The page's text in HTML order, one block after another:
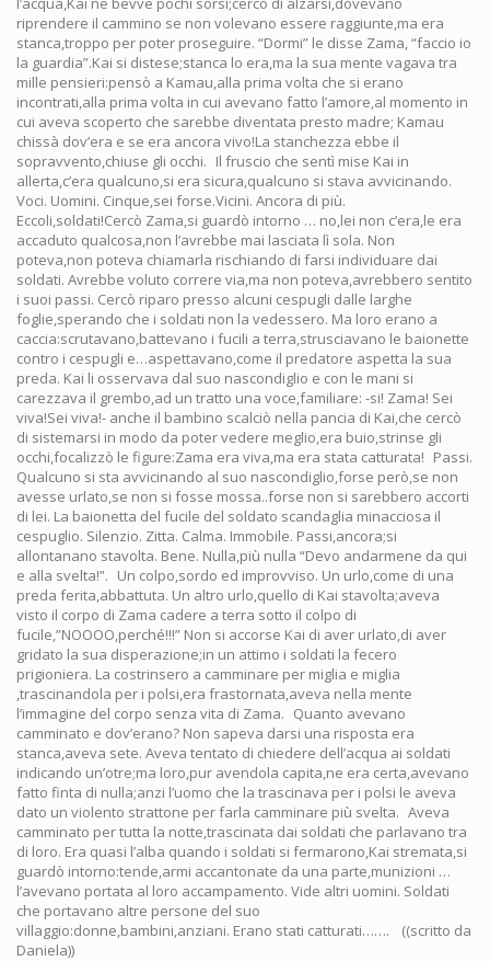
riprendere il cammino se non volevano essere raggiunte,ma era
stanca,troppo per poter proseguire. “Dormi” le disse Zama, “faccio io
la guardia”.Kai si distese;stanca lo era,ma la sua mente vagava tra
mille pensieri:pensò a Kamau,alla prima volta che si erano
incontrati,alla prima volta in cui avevano fatto l’amore,al momento in
cui aveva scoperto che sarebbe diventata presto madre; Kamau
chissà dov’era e se era ancora vivo!La stanchezza ebbe il
sopravvento,chiuse gli occhi. Il fruscio che sentì mise Kai in
allerta,c’era qualcuno,si era sicura,qualcuno si stava avvicinando.
Voci. Uomini. Cinque,sei forse.Vicini. Ancora di più.
Eccoli,soldati!Cercò Zama,si guardò intorno … no,lei non c’era,le era
accaduto qualcosa,non l’avrebbe mai lasciata lì sola. Non
poteva,non poteva chiamarla rischiando di farsi individuare dai
soldati. Avrebbe voluto correre via,ma non poteva,avrebbero sentito
i suoi passi. Cercò riparo presso alcuni cespugli dalle larghe
foglie,sperando che i soldati non la vedessero. Ma loro erano a
caccia:scrutavano,battevano i fucili a terra,strusciavano le baionette
contro i cespugli e…aspettavano,come il predatore aspetta la sua
preda. Kai li osservava dal suo nascondiglio e con le mani si
carezzava il grembo,ad un tratto una voce,familiare: -si! Zama! Sei
viva!Sei viva!- anche il bambino scalciò nella pancia di Kai,che cercò
di sistemarsi in modo da poter vedere meglio,era buio,strinse gli
occhi,focalizzò le figure:Zama era viva,ma era stata catturata! Passi.
Qualcuno si sta avvicinando al suo nascondiglio,forse però,se non
avesse urlato,se non si fosse mossa..forse non si sarebbero accorti
di lei. La baionetta del fucile del soldato scandaglia minacciosa il
cespuglio. Silenzio. Zitta. Calma. Immobile. Passi,ancora;si
allontanano stavolta. Bene. Nulla,più nulla “Devo andarmene da qui
e alla svelta!”. Un colpo,sordo ed improvviso. Un urlo,come di una
preda ferita,abbattuta. Un altro urlo,quello di Kai stavolta;aveva
visto il corpo di Zama cadere a terra sotto il colpo di
fucile,”NOOOO,perché!!!” Non si accorse Kai di aver urlato,di aver
gridato la sua disperazione;in un attimo i soldati la fecero
prigioniera. La costrinsero a camminare per miglia e miglia
,trascinandola per i polsi,era frastornata,aveva nella mente
l’immagine del corpo senza vita di Zama. Quanto avevano
camminato e dov’erano? Non sapeva darsi una risposta era
stanca,aveva sete. Aveva tentato di chiedere dell’acqua ai soldati
indicando un’otre;ma loro,pur avendola capita,ne era certa,avevano
fatto finta di nulla;anzi l’uomo che la trascinava per i polsi le aveva
dato un violento strattone per farla camminare più svelta. Aveva
camminato per tutta la notte,trascinata dai soldati che parlavano tra
di loro. Era quasi l’alba quando i soldati si fermarono,Kai stremata,si
guardò intorno:tende,armi accantonate da una parte,munizioni …
l’avevano portata al loro accampamento. Vide altri uomini. Soldati
che portavano altre persone del suo
villaggio:donne,bambini,anziani. Erano stati catturati……. ((scritto da
Daniela))